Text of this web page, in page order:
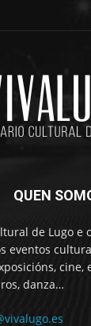
QUEN
de Lugo e
eventos
cine,
danza…